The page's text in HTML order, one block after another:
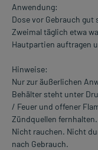
Anwendung:
Dose vor Gebrauch
Zweimal täglich etwa
Hautpartien auftragen
Hinweise:
Nur zur äußerlichen
Behälter steht unter
/ Feuer und offener
Zündquellen fernhalten.
Nicht rauchen. Nicht
nach Gebrauch.